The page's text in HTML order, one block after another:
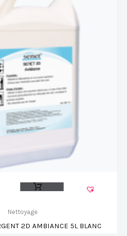
Nettoyage
2D AMBIANCE 5L BLANC